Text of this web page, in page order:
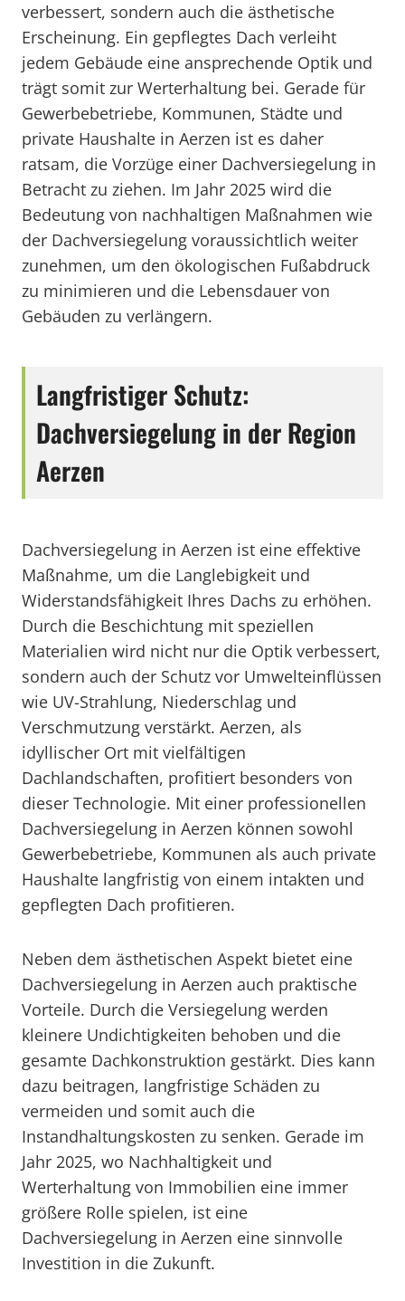
verbessert, sondern auch die ästhetische
Erscheinung. Ein gepflegtes Dach verleiht
jedem Gebäude eine ansprechende Optik und
trägt somit zur Werterhaltung bei. Gerade für
Gewerbebetriebe, Kommunen, Städte und
private Haushalte in Aerzen ist es daher
ratsam, die Vorzüge einer Dachversiegelung in
Betracht zu ziehen. Im Jahr 2025 wird die
Bedeutung von nachhaltigen Maßnahmen wie
der Dachversiegelung voraussichtlich weiter
zunehmen, um den ökologischen Fußabdruck
zu minimieren und die Lebensdauer von
Gebäuden zu verlängern.
Langfristiger Schutz:
Dachversiegelung in der Region
Aerzen
Dachversiegelung in Aerzen ist eine effektive
Maßnahme, um die Langlebigkeit und
Widerstandsfähigkeit Ihres Dachs zu erhöhen.
Durch die Beschichtung mit speziellen
Materialien wird nicht nur die Optik verbessert,
sondern auch der Schutz vor Umwelteinflüssen
wie UV-Strahlung, Niederschlag und
Verschmutzung verstärkt. Aerzen, als
idyllischer Ort mit vielfältigen
Dachlandschaften, profitiert besonders von
dieser Technologie. Mit einer professionellen
Dachversiegelung in Aerzen können sowohl
Gewerbebetriebe, Kommunen als auch private
Haushalte langfristig von einem intakten und
gepflegten Dach profitieren.
Neben dem ästhetischen Aspekt bietet eine
Dachversiegelung in Aerzen auch praktische
Vorteile. Durch die Versiegelung werden
kleinere Undichtigkeiten behoben und die
gesamte Dachkonstruktion gestärkt. Dies kann
dazu beitragen, langfristige Schäden zu
vermeiden und somit auch die
Instandhaltungskosten zu senken. Gerade im
Jahr 2025, wo Nachhaltigkeit und
Werterhaltung von Immobilien eine immer
größere Rolle spielen, ist eine
Dachversiegelung in Aerzen eine sinnvolle
Investition in die Zukunft.